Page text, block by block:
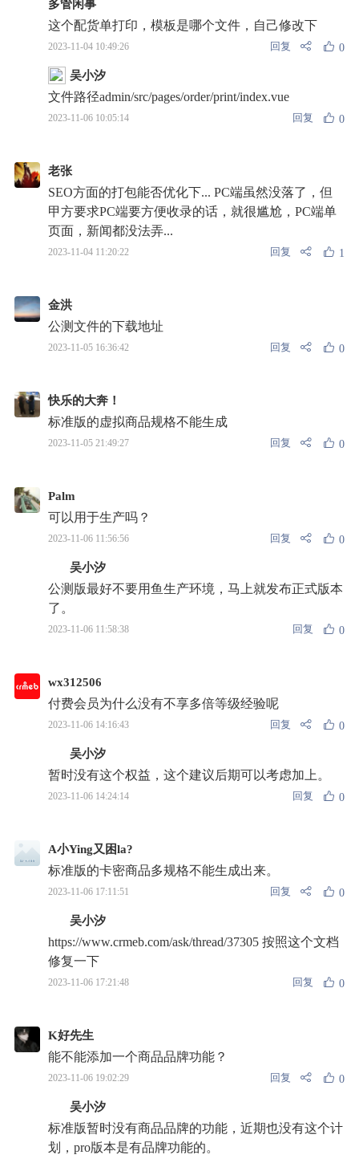
多管闲事
这个配货单打印，模板是哪个文件，自己修改下
2023-11-04 10:49:26 回复 0
吴小汐
文件路径admin/src/pages/order/print/index.vue
2023-11-06 10:05:14 回复 0
老张
SEO方面的打包能否优化下... PC端虽然没落了，但
甲方要求PC端要方便收录的话，就很尴尬，PC端单
页面，新闻都没法弄...
2023-11-04 11:20:22 回复 1
金洪
公测文件的下载地址
2023-11-05 16:36:42 回复 0
快乐的大奔！
标准版的虚拟商品规格不能生成
2023-11-05 21:49:27 回复 0
Palm
可以用于生产吗？
2023-11-06 11:56:56 回复 0
吴小汐
公测版最好不要用鱼生产环境，马上就发布正式版本
了。
2023-11-06 11:58:38 回复 0
wx312506
付费会员为什么没有不享多倍等级经验呢
2023-11-06 14:16:43 回复 0
吴小汐
暂时没有这个权益，这个建议后期可以考虑加上。
2023-11-06 14:24:14 回复 0
A小Ying又困la?
标准版的卡密商品多规格不能生成出来。
2023-11-06 17:11:51 回复 0
吴小汐
https://www.crmeb.com/ask/thread/37305 按照这个文档
修复一下
2023-11-06 17:21:48 回复 0
K好先生
能不能添加一个商品品牌功能？
2023-11-06 19:02:29 回复 0
吴小汐
标准版暂时没有商品品牌的功能，近期也没有这个计
划，pro版本是有品牌功能的。